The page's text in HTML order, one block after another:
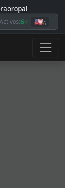
Activos:6 🇺🇸6